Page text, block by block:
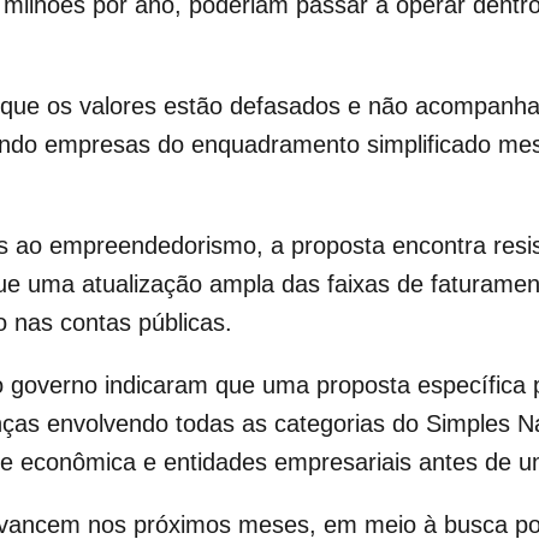
os valores estão defasados e não
empresas do enquadramento simplificado
ao empreendedorismo, a proposta encontra
uma atualização ampla das faixas de
nas contas públicas.
indicaram que uma proposta específica
envolvendo todas as categorias do Simples
econômica e entidades empresariais antes de
nos próximos meses, em meio à busca